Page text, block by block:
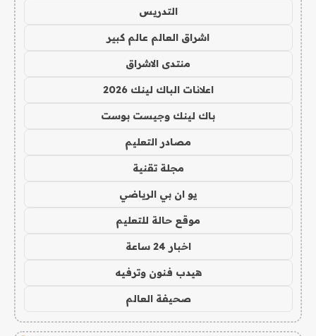
التدريس
اشراق العالم عالم كبير
منتدى الاشراق
اعلانات الباك لينك 2026
باك لينك وجيست بوست
مصادر التعليم
مجلة تقنية
يو ان بي الرياضي
موقع حالة للتعليم
اخبار 24 ساعة
هيدب فنون وترفيه
صحيفة العالم